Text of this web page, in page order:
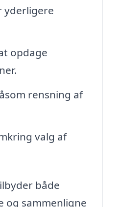
yderligere
opdage
rensning af
valg af
både
og sammenligne